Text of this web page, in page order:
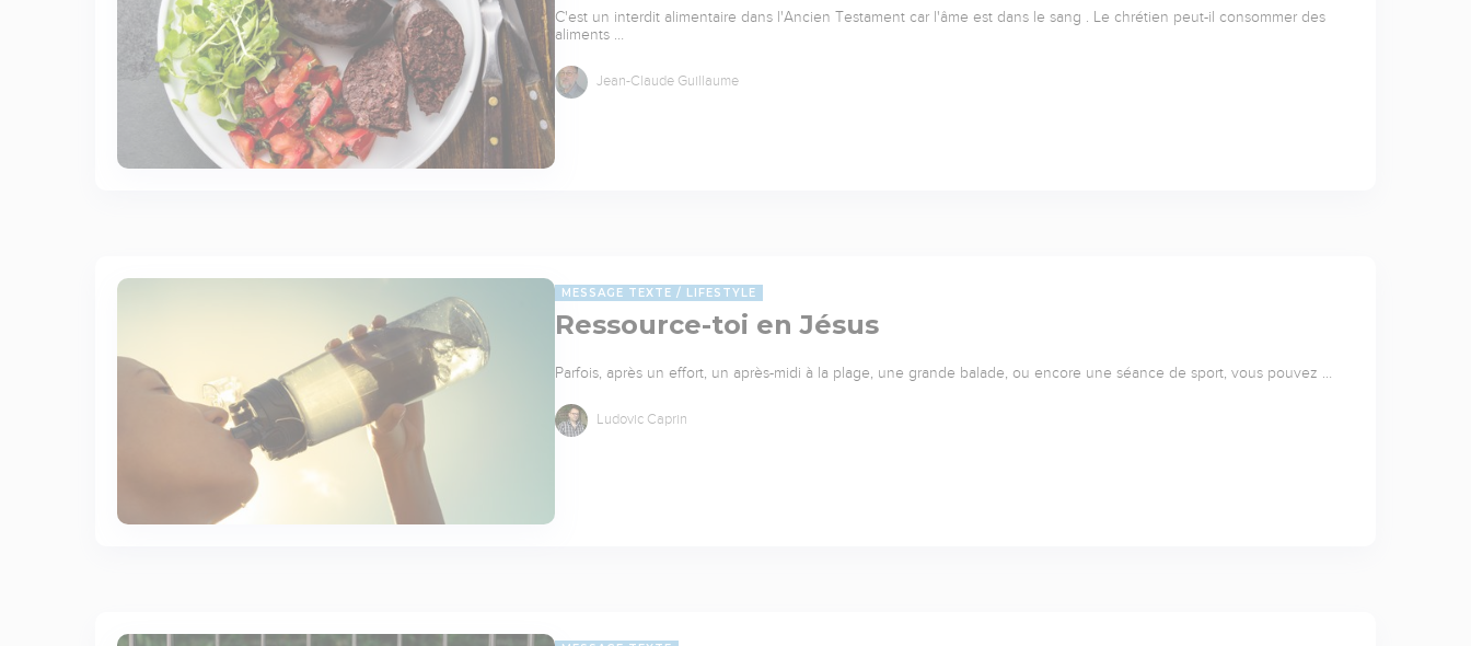
C'est un interdit alimentaire dans l'Ancien Testament car l'âme est dans le sang . Le chrétien peut-il consommer des
aliments …
Jean-Claude Guillaume
MESSAGE TEXTE LIFESTYLE
Ressource-toi en Jésus
Parfois, après un effort, un après-midi à la plage, une grande balade, ou encore une séance de sport, vous pouvez …
Ludovic Caprin